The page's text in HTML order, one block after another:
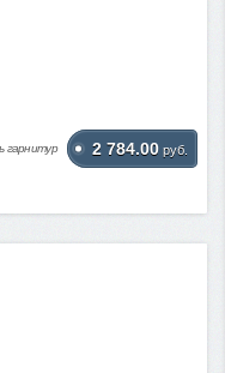
гарнитур 2 784.00 руб.